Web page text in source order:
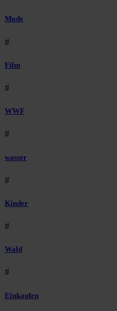
Mode
#
Film
#
WWF
#
wasser
#
Kinder
#
Wald
#
Einkaufen